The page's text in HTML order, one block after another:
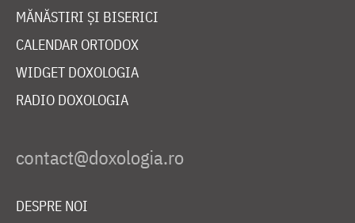
MĂNĂSTIRI ȘI BISERICI
CALENDAR ORTODOX
WIDGET DOXOLOGIA
RADIO DOXOLOGIA
DESPRE NOI